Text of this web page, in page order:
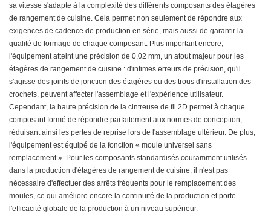
sa vitesse s'adapte à la complexité des différents composants des étagères
de rangement de cuisine. Cela permet non seulement de répondre aux
exigences de cadence de production en série, mais aussi de garantir la
qualité de formage de chaque composant. Plus important encore,
l'équipement atteint une précision de 0,02 mm, un atout majeur pour les
étagères de rangement de cuisine : d'infimes erreurs de précision, qu'il
s'agisse des joints de jonction des étagères ou des trous d'installation des
crochets, peuvent affecter l'assemblage et l'expérience utilisateur.
Cependant, la haute précision de la cintreuse de fil 2D permet à chaque
composant formé de répondre parfaitement aux normes de conception,
réduisant ainsi les pertes de reprise lors de l'assemblage ultérieur. De plus,
l'équipement est équipé de la fonction « moule universel sans
remplacement ». Pour les composants standardisés couramment utilisés
dans la production d'étagères de rangement de cuisine, il n'est pas
nécessaire d'effectuer des arrêts fréquents pour le remplacement des
moules, ce qui améliore encore la continuité de la production et porte
l'efficacité globale de la production à un niveau supérieur.